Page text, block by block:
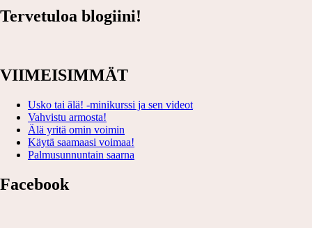
toivoon
Tervetuloa blogiini!
VIIMEISIMMÄT
Usko tai älä! -minikurssi ja sen videot
Vahvistu armosta!
Älä yritä omin voimin
Käytä saamaasi voimaa!
Palmusunnuntain saarna
Facebook